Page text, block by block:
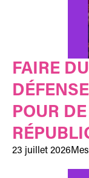
FAIRE
POUR
23 juillet 2026